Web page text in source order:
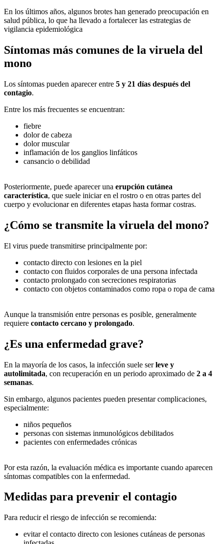
En los últimos años, algunos brotes han generado preocupación en
salud pública, lo que ha llevado a fortalecer las estrategias de
vigilancia epidemiológica
Síntomas más comunes de la viruela del
mono
Los síntomas pueden aparecer entre 5 y 21 días después del
contagio.
Entre los más frecuentes se encuentran:
fiebre
dolor de cabeza
dolor muscular
inflamación de los ganglios linfáticos
cansancio o debilidad
Posteriormente, puede aparecer una erupción cutánea
característica, que suele iniciar en el rostro o en otras partes del
cuerpo y evolucionar en diferentes etapas hasta formar costras.
¿Cómo se transmite la viruela del mono?
El virus puede transmitirse principalmente por:
contacto directo con lesiones en la piel
contacto con fluidos corporales de una persona infectada
contacto prolongado con secreciones respiratorias
contacto con objetos contaminados como ropa o ropa de cama
Aunque la transmisión entre personas es posible, generalmente
requiere contacto cercano y prolongado.
¿Es una enfermedad grave?
En la mayoría de los casos, la infección suele serleve y
autolimitada, con recuperación en un periodo aproximado de 2 a 4
semanas.
Sin embargo, algunos pacientes pueden presentar complicaciones,
especialmente:
niños pequeños
personas con sistemas inmunológicos debilitados
pacientes con enfermedades crónicas
Por esta razón, la evaluación médica es importante cuando aparecen
síntomas compatibles con la enfermedad.
Medidas para prevenir el contagio
Para reducir el riesgo de infección se recomienda:
evitar el contacto directo con lesiones cutáneas de personas